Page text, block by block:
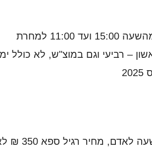
למחרת
– רביעי וגם במוצ"ש, לא כולל
ניתן